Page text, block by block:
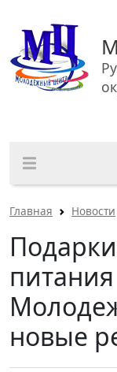
Главная Новости
новые